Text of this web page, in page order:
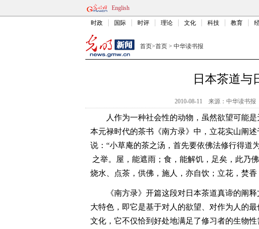
English
时政 国际 时评 理论 文化 科技 教育
首页>首页 > 中华读书报
日本茶道与
2010-08-11 来源：中华读书报
人作为一种社会性的动物，虽然欲望可能
本元禄时代的茶书《南方录》中，立花实山阐
说：“小草庵的茶之汤，首先要依佛法修行得道
之举。屋，能遮雨；食，能解饥，足矣，此乃
烧水、点茶，供佛，施人，亦自饮；立花，焚
《南方录》开篇这段对日本茶道真谛的阐
大特色，即它是基于对人的欲望、对作为人的
文化，它不仅恰到好处地满足了修习者的生物